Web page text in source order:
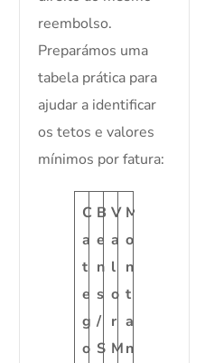
reembolso.
Preparámos uma
tabela prática para
ajudar a identificar
os tetos e valores
mínimos por fatura:
C
a
t
e
g
o
B
e
n
s
/
S
V
a
l
o
r
M
M
o
n
t
a
n